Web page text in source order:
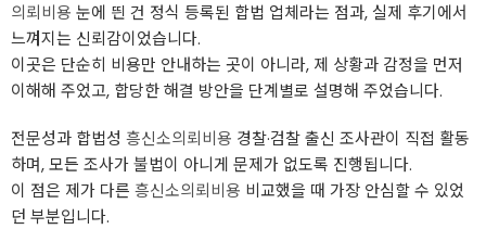
의뢰비용 눈에 띈 건 정식 등록된 합법 업체라는 점과, 실제 후기에서
느껴지는 신뢰감이었습니다.
이곳은 단순히 비용만 안내하는 곳이 아니라, 제 상황과 감정을 먼저
이해해 주었고, 합당한 해결 방안을 단계별로 설명해 주었습니다.
전문성과 합법성 흥신소의뢰비용 경찰·검찰 출신 조사관이 직접 활동
하며, 모든 조사가 불법이 아니게 문제가 없도록 진행됩니다.
이 점은 제가 다른 흥신소의뢰비용 비교했을 때 가장 안심할 수 있었
던 부분입니다.